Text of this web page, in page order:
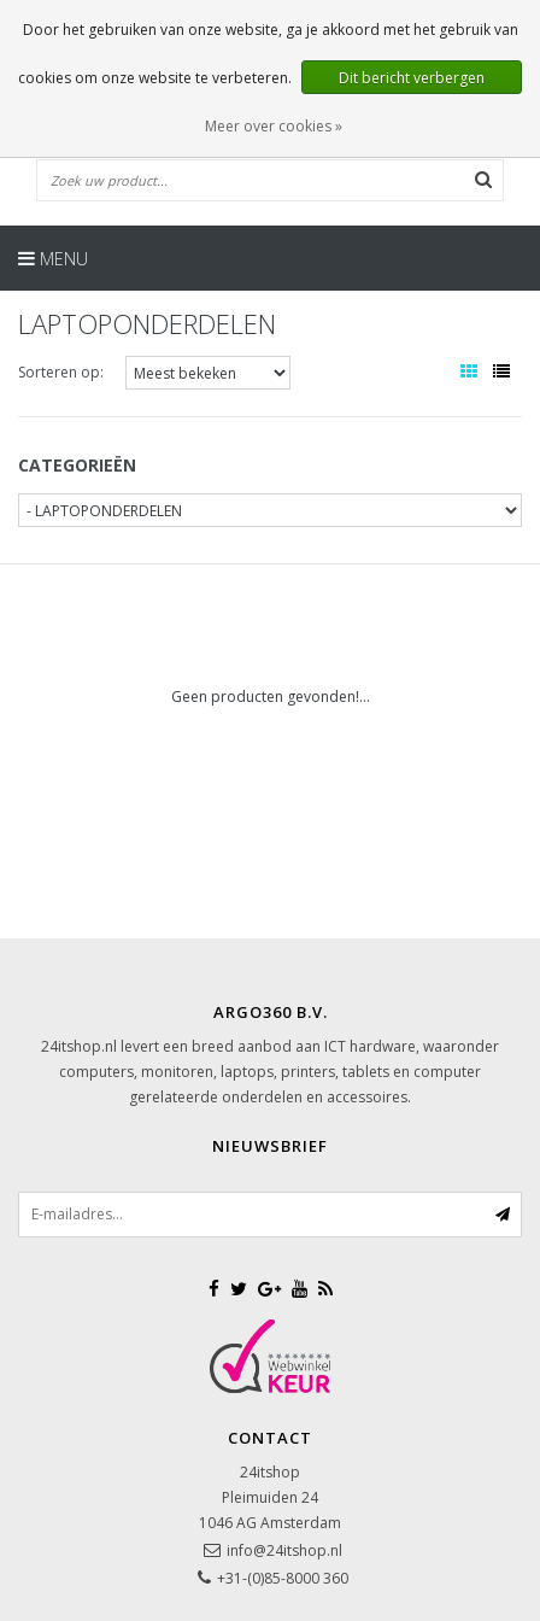
0 Artikelen
NL
MENU
LAPTOPONDERDELEN
Sorteren op:
CATEGORIEËN
Geen producten gevonden!...
ARGO360 B.V.
24itshop.nl levert een breed aanbod aan ICT hardware, waaronder
computers, monitoren, laptops, printers, tablets en computer
gerelateerde onderdelen en accessoires.
NIEUWSBRIEF
CONTACT
24itshop
Pleimuiden 24
1046 AG Amsterdam
info@24itshop.nl
+31-(0)85-8000 360
Door het gebruiken van onze website, ga je akkoord met het gebruik van
cookies om onze website te verbeteren. Dit bericht verbergen
Meer over cookies »